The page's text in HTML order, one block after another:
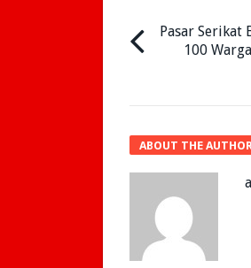
Pasar Serikat
100
ABOUT THE AUTHOR